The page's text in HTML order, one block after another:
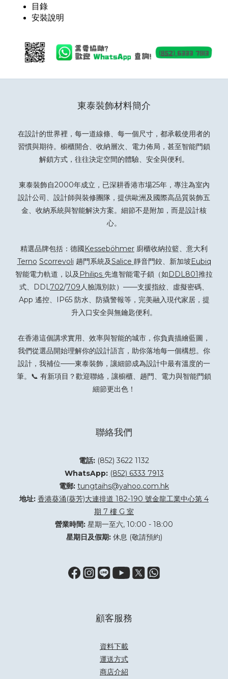
目錄
安裝說明
東泰裝飾材料簡介
在設計的世界裡，每一道線條、每一個尺寸，都承載使用者的
習慣與期待。櫥櫃開合、收納層次、電力佈局，甚至智能門鎖
解鎖方式，往往決定空間的體驗、安全與便利。
東泰裝飾自2000年成立，已深耕香港市場25年，專注為室內
設計公司、設計師與裝修團隊，提供歐洲及國際高品質裝飾五
金、收納系統與智能解決方案。細節不是附加，而是設計核
心。
精選品牌包括：德國Kesseböhmer 廚櫃收納拉籃、意大利
Terno Scorrevoli 趟門系統及Salice 靜音門鉸、新加坡Eubiq
智能電力軌道，以及 Philips 先進智能電子鎖（如DDL801推拉
式、DDL702/709人臉識別款）——支援指紋、虛擬密碼、
App 遙控、IP65 防水、防撬警報等，完美融入現代家居，提
升入口安全與無鑰匙便利。
在香港這個講求實用、效率與智能的城市，你負責描繪藍圖，
我們從選品開始理解你的設計語言，助你落地每一個構想。你
設計，我補位——東泰裝飾，讓細節成為設計中最有溫度的一
筆。📞 有新項目？歡迎聯絡 ，讓櫥櫃、趟門、電力與智能門鎖
細節更出色！
聯絡我們
電話: (852) 3622 1132
WhatsApp: (852) 6333 7913
電郵: tungtaihs@yahoo.com.hk
地址: 香港葵涌(葵芳)大連排道 182-190 號金龍工業中心第 4
期 7 樓 G 室
營業時間: 星期一至六, 10:00 - 18:00
星期日及假期:休息 (敬請預約)
顧客服務
資料下載
運送方式
商店介紹